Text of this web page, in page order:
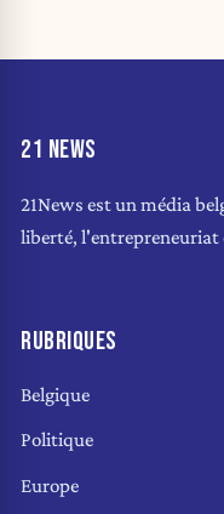
21 NEWS
21News est un média
liberté,
RUBRIQUES
Belgique
Politique
Europe